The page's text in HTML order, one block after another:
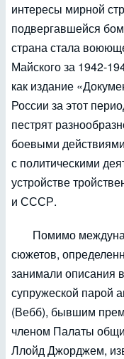
интересы мирной
подвергавшейся
страна стала
Майского за 1942-
как издание
России за этот
пестрят
боевыми
с политическими
устройстве
и СССР.
Помимо
сюжетов,
занимали описания
супружеской парой
(Вебб), бывшим
членом Палаты
Ллойд Джорджем,